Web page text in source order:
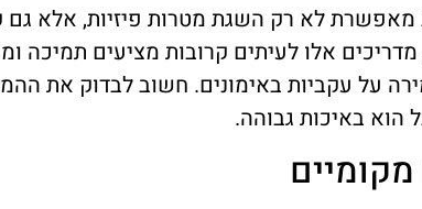
מאפשרת לא רק השגת מטרות פיזיות, אלא גם
אלו לעיתים קרובות מציעים תמיכה
על עקביות באימונים. חשוב לבדוק את
הוא באיכות גבוהה.